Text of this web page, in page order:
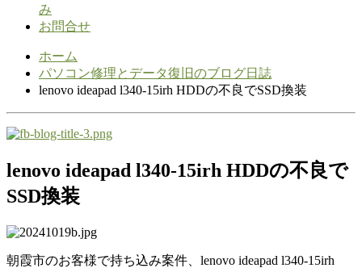
み
お問合せ
ホーム
パソコン修理とデータ復旧のブログ日誌
lenovo ideapad l340-15irh HDDの不良でSSD換装
lenovo ideapad l340-15irh HDDの不良で
SSD換装
朝霞市のお客様で持ち込み案件、lenovo ideapad l340-15irh